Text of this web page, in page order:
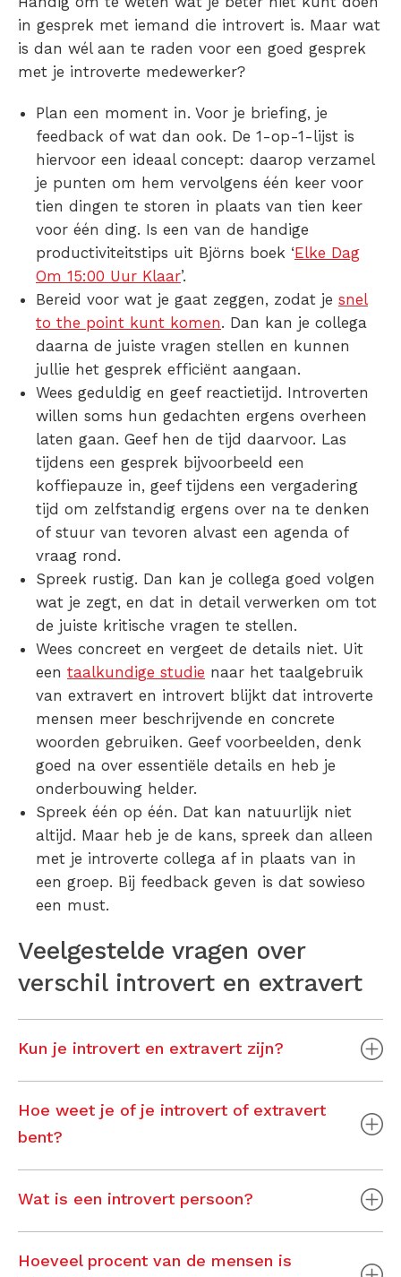
in gesprek met iemand die introvert is. Maar wat
is dan wél aan te raden voor een goed gesprek
met je introverte medewerker?
Plan een moment in. Voor je briefing, je
feedback of wat dan ook. De 1-op-1-lijst is
hiervoor een ideaal concept: daarop verzamel
je punten om hem vervolgens één keer voor
tien dingen te storen in plaats van tien keer
voor één ding. Is een van de handige
productiviteitstips uit Björns boek ‘Elke Dag
Om 15:00 Uur Klaar’.
Bereid voor wat je gaat zeggen, zodat je snel
to the point kunt komen. Dan kan je collega
daarna de juiste vragen stellen en kunnen
jullie het gesprek efficiënt aangaan.
Wees geduldig en geef reactietijd. Introverten
willen soms hun gedachten ergens overheen
laten gaan. Geef hen de tijd daarvoor. Las
tijdens een gesprek bijvoorbeeld een
koffiepauze in, geef tijdens een vergadering
tijd om zelfstandig ergens over na te denken
of stuur van tevoren alvast een agenda of
vraag rond.
Spreek rustig. Dan kan je collega goed volgen
wat je zegt, en dat in detail verwerken om tot
de juiste kritische vragen te stellen.
Wees concreet en vergeet de details niet. Uit
een taalkundige studie naar het taalgebruik
van extravert en introvert blijkt dat introverte
mensen meer beschrijvende en concrete
woorden gebruiken. Geef voorbeelden, denk
goed na over essentiële details en heb je
onderbouwing helder.
Spreek één op één. Dat kan natuurlijk niet
altijd. Maar heb je de kans, spreek dan alleen
met je introverte collega af in plaats van in
een groep. Bij feedback geven is dat sowieso
een must.
Veelgestelde vragen over
verschil introvert en extravert
Kun je introvert en extravert zijn?
Hoe weet je of je introvert of extravert
bent?
Wat is een introvert persoon?
Hoeveel procent van de mensen is